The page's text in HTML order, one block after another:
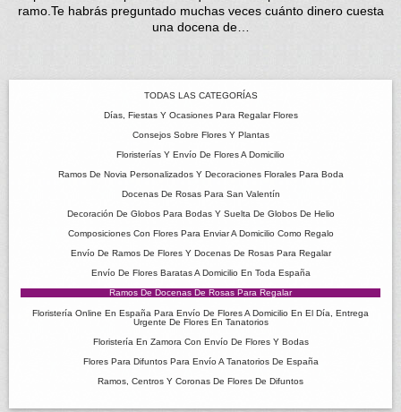
ramo.Te habrás preguntado muchas veces cuánto dinero cuesta
una docena de…
TODAS LAS CATEGORÍAS
Días, Fiestas Y Ocasiones Para Regalar Flores
Consejos Sobre Flores Y Plantas
Floristerías Y Envío De Flores A Domicilio
Ramos De Novia Personalizados Y Decoraciones Florales Para Boda
Docenas De Rosas Para San Valentín
Decoración De Globos Para Bodas Y Suelta De Globos De Helio
Composiciones Con Flores Para Enviar A Domicilio Como Regalo
Envío De Ramos De Flores Y Docenas De Rosas Para Regalar
Envío De Flores Baratas A Domicilio En Toda España
Ramos De Docenas De Rosas Para Regalar
Floristería Online En España Para Envío De Flores A Domicilio En El Día, Entrega
Urgente De Flores En Tanatorios
Floristería En Zamora Con Envío De Flores Y Bodas
Flores Para Difuntos Para Envío A Tanatorios De España
Ramos, Centros Y Coronas De Flores De Difuntos